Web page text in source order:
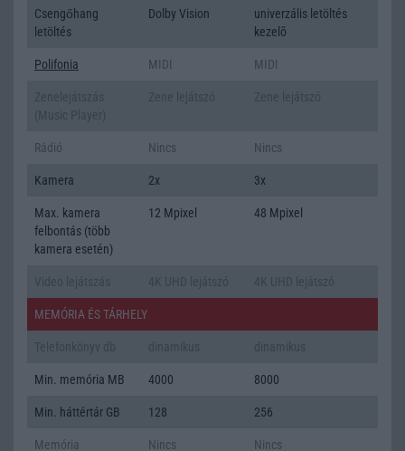
Csengőhang
letöltés
Dolby Vision
univerzális letöltés
kezelõ
Polifonia MIDI MIDI
Rádió Nincs Nincs
Kamera 2x 3x
Max. kamera
felbontás (több
kamera esetén)
12 Mpixel 48 Mpixel
MEMÓRIA ÉS TÁRHELY
Min. memória MB 4000 8000
Min. háttértár GB 128 256
Memória Nincs Nincs